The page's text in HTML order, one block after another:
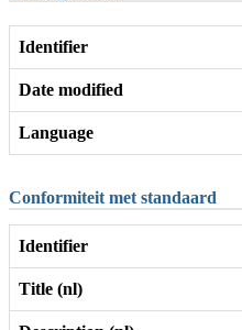
Identifier
Date modified
Language
Conformiteit met standaard
Identifier
Title (nl)